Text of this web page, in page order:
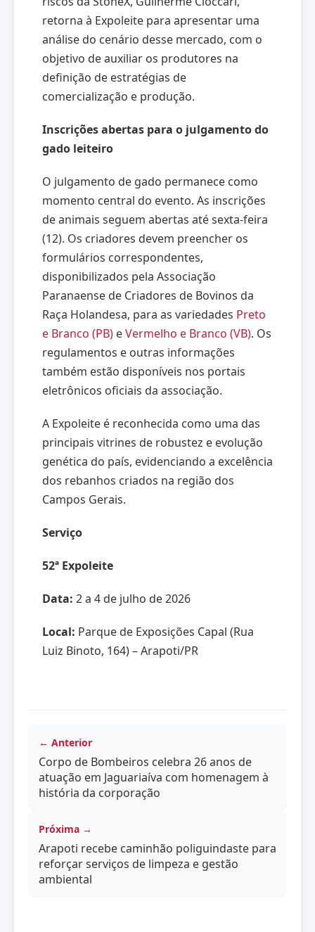
retorna à Expoleite para apresentar uma
análise do cenário desse mercado, com o
objetivo de auxiliar os produtores na
definição de estratégias de
comercialização e produção.
Inscrições abertas para o julgamento do
gado leiteiro
O julgamento de gado permanece como
momento central do evento. As inscrições
de animais seguem abertas até sexta-feira
(12). Os criadores devem preencher os
formulários correspondentes,
disponibilizados pela Associação
Paranaense de Criadores de Bovinos da
Raça Holandesa, para as variedades Preto
e Branco (PB) eVermelho e Branco (VB). Os
regulamentos e outras informações
também estão disponíveis nos portais
eletrônicos oficiais da associação.
A Expoleite é reconhecida como uma das
principais vitrines de robustez e evolução
genética do país, evidenciando a excelência
dos rebanhos criados na região dos
Campos Gerais.
Serviço
52ª Expoleite
Data: 2 a 4 de julho de 2026
Local: Parque de Exposições Capal (Rua
Luiz Binoto, 164) – Arapoti/PR
← Anterior
Corpo de Bombeiros celebra 26 anos de
atuação em Jaguariaíva com homenagem à
história da corporação
Próxima →
Arapoti recebe caminhão poliguindaste para
reforçar serviços de limpeza e gestão
ambiental